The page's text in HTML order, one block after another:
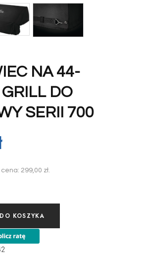
NA 44-
DO
SERII 700
cena: 299,00 zł.
KOSZYKA